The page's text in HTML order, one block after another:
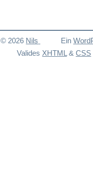
© 2026 Nils Ein
Valides XHTML &CSS